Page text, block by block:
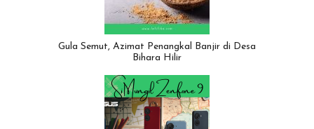
Gula Semut, Azimat Penangkal Banjir di Desa
Bihara Hilir